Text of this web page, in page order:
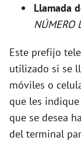
Llamada
NÚMERO
Este prefijo
utilizado si se
móviles o
que les
que se desea
del terminal